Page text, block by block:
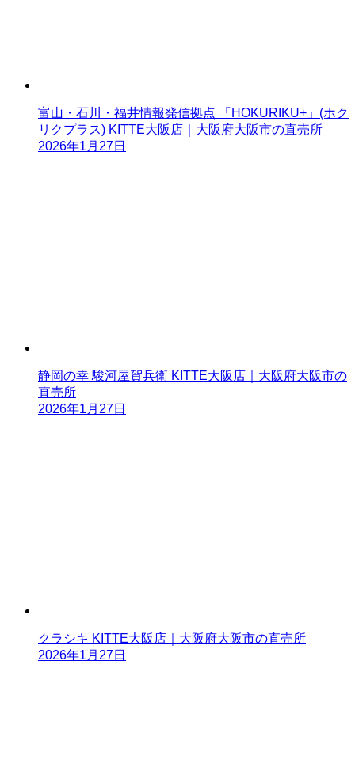
富山・石川・福井情報発信拠点 「HOKURIKU+」(ホク
リクプラス) KITTE大阪店｜大阪府大阪市の直売所
2026年1月27日
静岡の幸 駿河屋賀兵衛 KITTE大阪店｜大阪府大阪市の
直売所
2026年1月27日
クラシキ KITTE大阪店｜大阪府大阪市の直売所
2026年1月27日